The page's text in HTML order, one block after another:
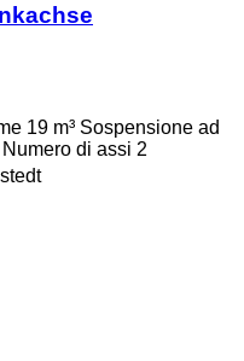
19 m³ Sospensione ad
Numero di assi 2